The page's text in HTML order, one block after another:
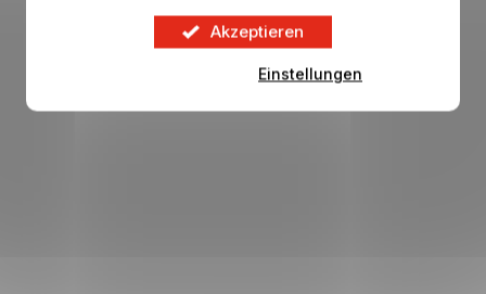
Akzeptieren
Einstellungen